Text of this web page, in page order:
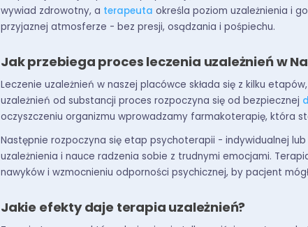
wywiad zdrowotny, a terapeuta określa poziom uzależnienia i
przyjaznej atmosferze - bez presji, osądzania i pośpiechu.
Jak przebiega proces leczenia uzależnień w
Leczenie uzależnień w naszej placówce składa się z kilku
uzależnień od substancji proces rozpoczyna się od bezpiecznej
oczyszczeniu organizmu wprowadzamy farmakoterapię, która
Następnie rozpoczyna się etap psychoterapii - indywidualnej
uzależnienia i nauce radzenia sobie z trudnymi emocjami.
nawyków i wzmocnieniu odporności psychicznej, by pacjent
Jakie efekty daje terapia uzależnień?